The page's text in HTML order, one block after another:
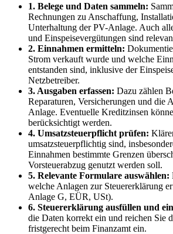
1. Belege und Daten sammeln:
Rechnungen zu Anschaffung,
Unterhaltung der PV-Anlage. Auch
und Einspeisevergütungen sind
2. Einnahmen ermitteln:
Strom verkauft wurde und welche
entstanden sind, inklusive der
Netzbetreiber.
3. Ausgaben erfassen: Dazu zählen
Reparaturen, Versicherungen und die
Anlage. Eventuelle Kreditzinsen
berücksichtigt werden.
4. Umsatzsteuerpflicht prüfen:
umsatzsteuerpflichtig sind,
Einnahmen bestimmte Grenzen
Vorsteuerabzug genutzt werden soll.
5. Relevante Formulare auswählen:
welche Anlagen zur Steuererklärung
Anlage G, EÜR, USt).
6. Steuererklärung ausfüllen und
die Daten korrekt ein und reichen Sie
fristgerecht beim Finanzamt ein.